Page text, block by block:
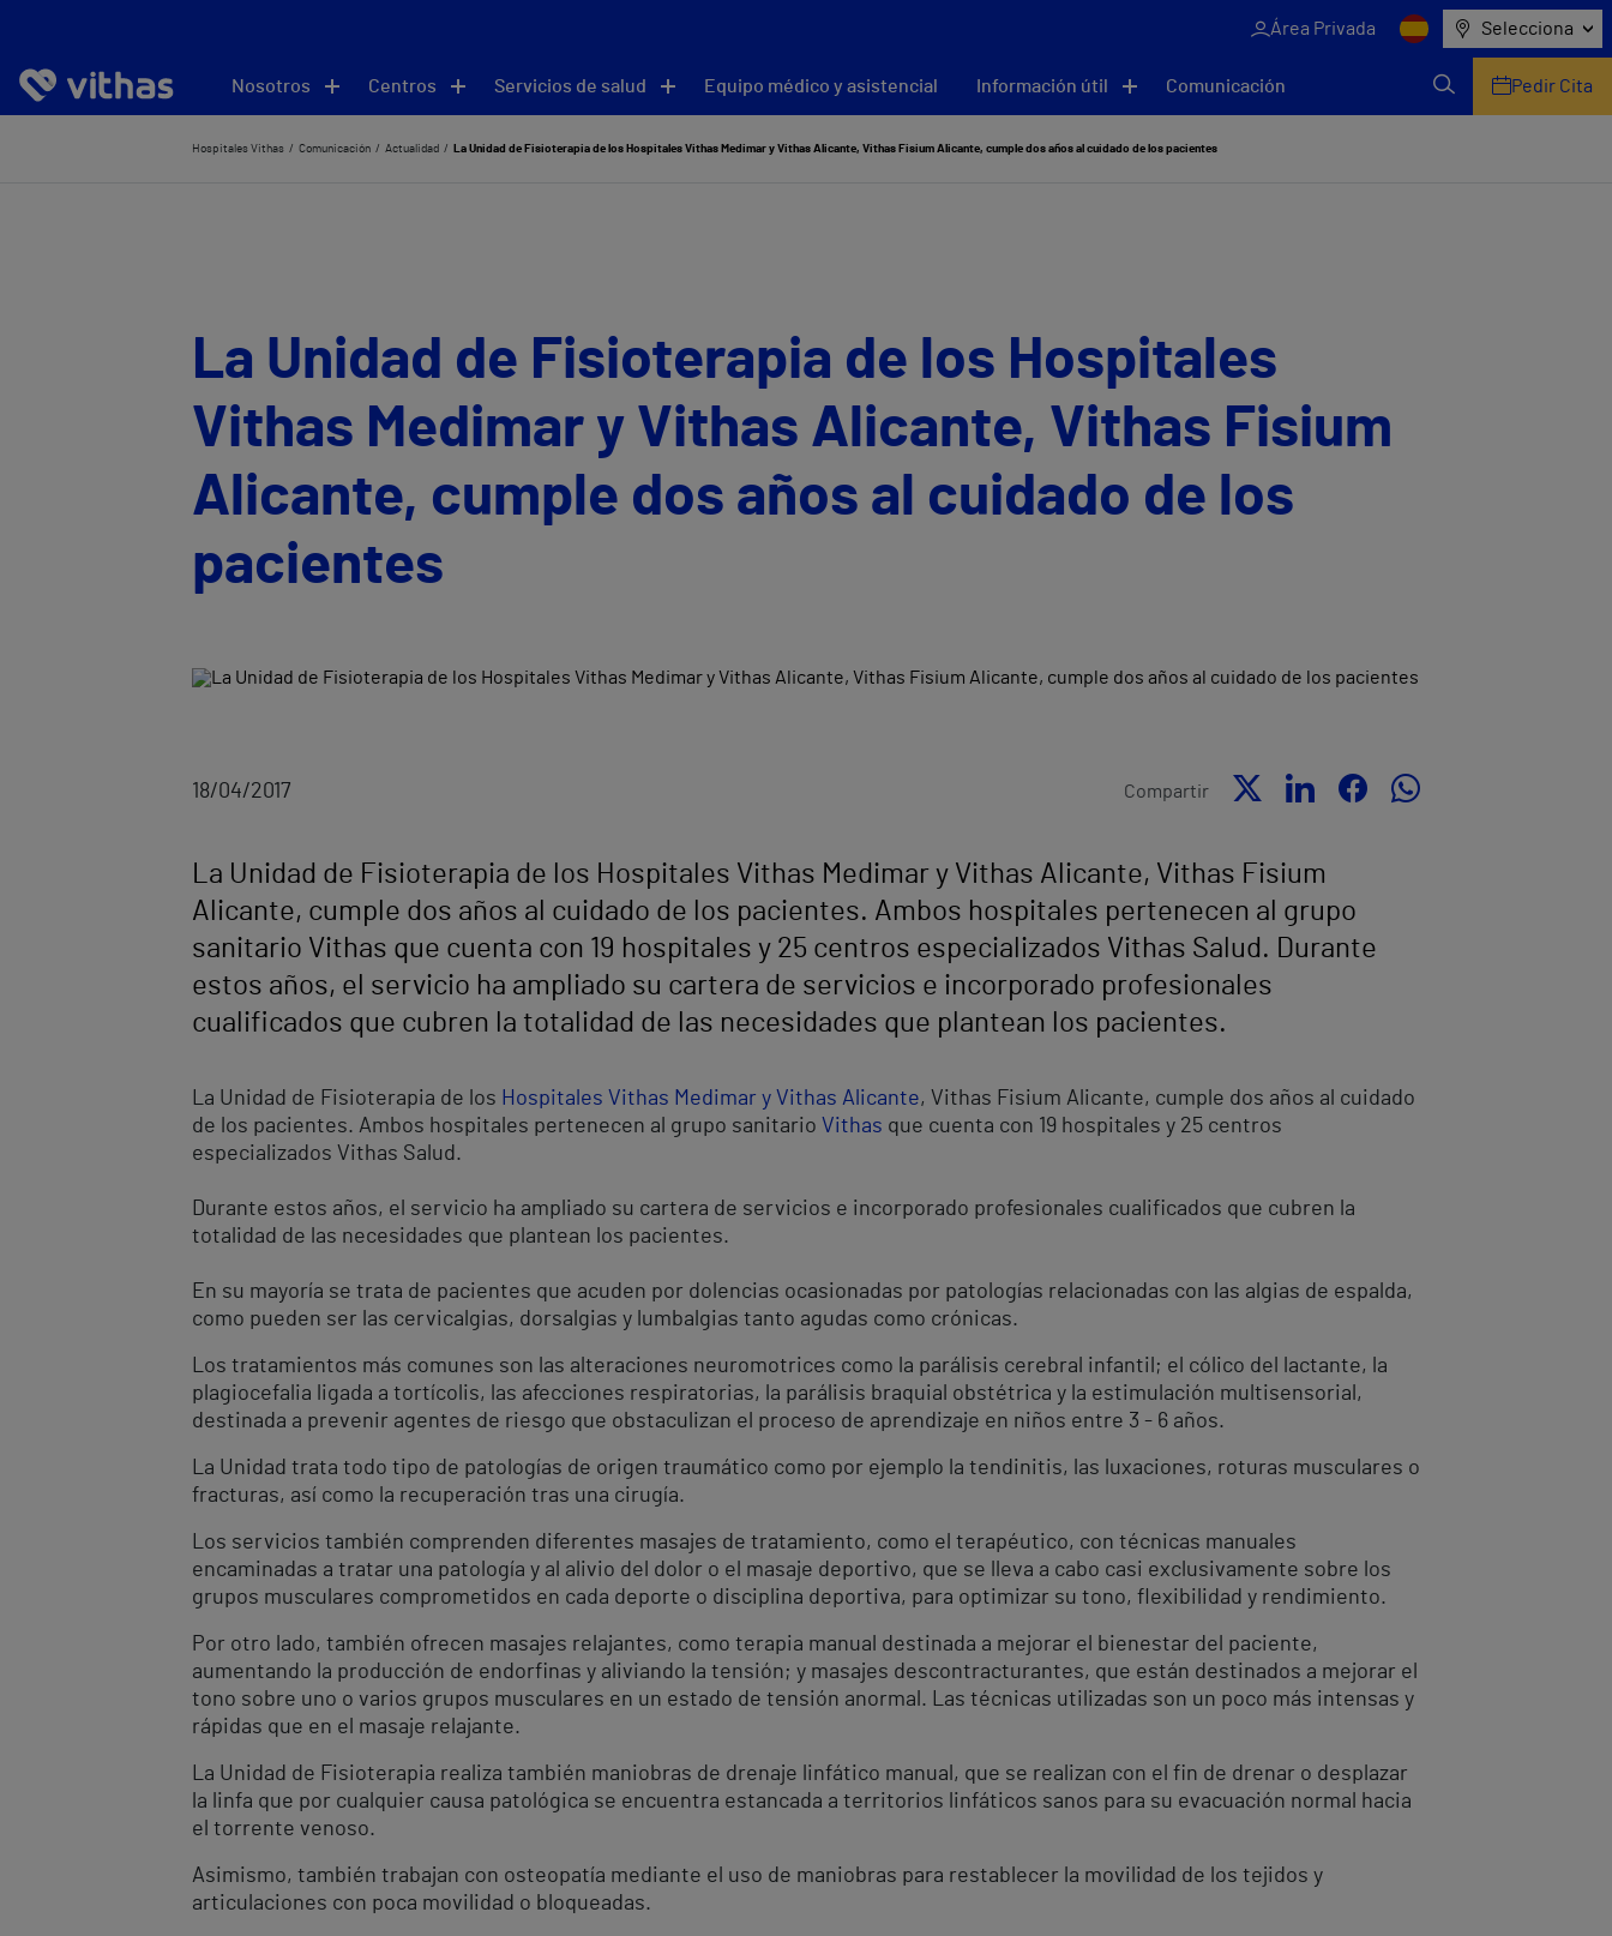
Área Privada Selecciona
Nosotros Centros Servicios de salud Equipo médico y asistencial Información útil Comunicación Pedir Cita
Hospitales Vithas Comunicación Actualidad La Unidad de Fisioterapia de los Hospitales Vithas Medimar y Vithas Alicante, Vithas Fisium Alicante, cumple dos años al cuidado de los pacientes
La Unidad de Fisioterapia de los Hospitales
Vithas Medimar y Vithas Alicante, Vithas Fisium
Alicante, cumple dos años al cuidado de los
pacientes
18/04/2017 Compartir
La Unidad de Fisioterapia de los Hospitales Vithas Medimar y Vithas Alicante, Vithas Fisium
Alicante, cumple dos años al cuidado de los pacientes. Ambos hospitales pertenecen al grupo
sanitario Vithas que cuenta con 19 hospitales y 25 centros especializados Vithas Salud. Durante
estos años, el servicio ha ampliado su cartera de servicios e incorporado profesionales
cualificados que cubren la totalidad de las necesidades que plantean los pacientes.
La Unidad de Fisioterapia de los Hospitales Vithas Medimar y Vithas Alicante, Vithas Fisium Alicante, cumple dos años al cuidado
de los pacientes. Ambos hospitales pertenecen al grupo sanitario Vithas que cuenta con 19 hospitales y 25 centros
especializados Vithas Salud.
Durante estos años, el servicio ha ampliado su cartera de servicios e incorporado profesionales cualificados que cubren la
totalidad de las necesidades que plantean los pacientes.
En su mayoría se trata de pacientes que acuden por dolencias ocasionadas por patologías relacionadas con las algias de espalda,
como pueden ser las cervicalgias, dorsalgias y lumbalgias tanto agudas como crónicas.
Los tratamientos más comunes son las alteraciones neuromotrices como la parálisis cerebral infantil; el cólico del lactante, la
plagiocefalia ligada a tortícolis, las afecciones respiratorias, la parálisis braquial obstétrica y la estimulación multisensorial,
destinada a prevenir agentes de riesgo que obstaculizan el proceso de aprendizaje en niños entre 3 - 6 años.
La Unidad trata todo tipo de patologías de origen traumático como por ejemplo la tendinitis, las luxaciones, roturas musculares o
fracturas, así como la recuperación tras una cirugía.
Los servicios también comprenden diferentes masajes de tratamiento, como el terapéutico, con técnicas manuales
encaminadas a tratar una patología y al alivio del dolor o el masaje deportivo, que se lleva a cabo casi exclusivamente sobre los
grupos musculares comprometidos en cada deporte o disciplina deportiva, para optimizar su tono, flexibilidad y rendimiento.
Por otro lado, también ofrecen masajes relajantes, como terapia manual destinada a mejorar el bienestar del paciente,
aumentando la producción de endorfinas y aliviando la tensión; y masajes descontracturantes, que están destinados a mejorar el
tono sobre uno o varios grupos musculares en un estado de tensión anormal. Las técnicas utilizadas son un poco más intensas y
rápidas que en el masaje relajante.
La Unidad de Fisioterapia realiza también maniobras de drenaje linfático manual, que se realizan con el fin de drenar o desplazar
la linfa que por cualquier causa patológica se encuentra estancada a territorios linfáticos sanos para su evacuación normal hacia
el torrente venoso.
Asimismo, también trabajan con osteopatía mediante el uso de maniobras para restablecer la movilidad de los tejidos y
articulaciones con poca movilidad o bloqueadas.